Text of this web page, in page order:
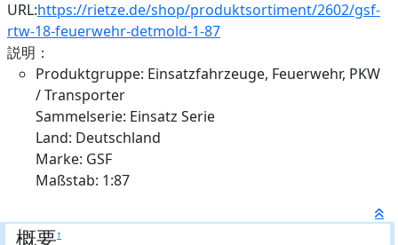
URL:https://rietze.de/shop/produktsortiment/2602/gsf-
rtw-18-feuerwehr-detmold-1-87
説明：
Produktgruppe: Einsatzfahrzeuge, Feuerwehr, PKW
/ Transporter
Sammelserie: Einsatz Serie
Land: Deutschland
Marke: GSF
Maßstab: 1:87
概要†